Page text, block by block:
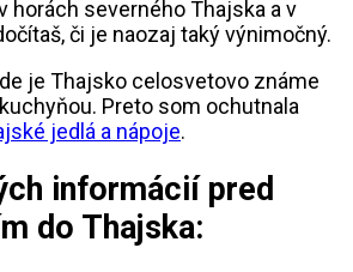
horách severného Thajska a v
či je naozaj taký výnimočný.
je Thajsko celosvetovo známe
Preto som ochutnala
jedlá a nápoje.
informácií pred
do Thajska: